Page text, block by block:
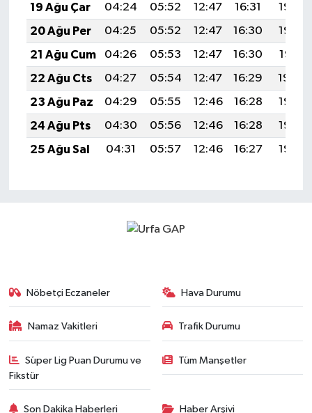
19 Ağu Çar
04:24 05:52 12:47 16:31
19:33
20 Ağu Per
04:25 05:52 12:47 16:30
19:32
21 Ağu Cum
04:26 05:53 12:47 16:30
19:31
22 Ağu Cts
04:27 05:54 12:47 16:29
19:29
23 Ağu Paz
04:29 05:55 12:46 16:28
19:28
24 Ağu Pts
04:30 05:56 12:46 16:28
19:27
25 Ağu Sal
04:31 05:57 12:46 16:27 19:25
Nöbetçi Eczaneler Hava Durumu
Namaz Vakitleri Trafik Durumu
Süper Lig Puan Durumu ve
Fikstür
Tüm Manşetler
Son Dakika Haberleri Haber Arşivi